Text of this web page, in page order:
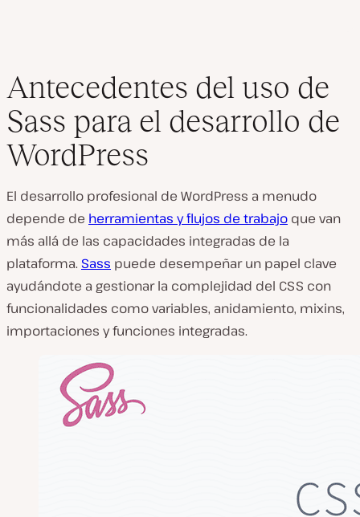
Antecedentes del uso de
Sass para el desarrollo de
WordPress
El desarrollo profesional de WordPress a menudo
depende de herramientas y flujos de trabajo que van
más allá de las capacidades integradas de la
plataforma. Sass puede desempeñar un papel clave
ayudándote a gestionar la complejidad del CSS con
funcionalidades como variables, anidamiento, mixins,
importaciones y funciones integradas.